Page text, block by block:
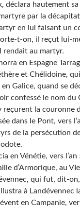
déclara hautement
par la
en lui faisant un
t-on, il reçut lui-
rendait au martyr.
en Espagne
et Chélidoine,
en Galice, quand se
confessé le nom du
reçurent la couronne
le Pont, vers
de la persécution
Vénétie, vers l’an
d’Armorique, au
qui fut, dit-
à Landévennec
en Campanie, vers